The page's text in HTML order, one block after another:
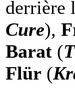
derrière
Cure),
Barat (
Flür (